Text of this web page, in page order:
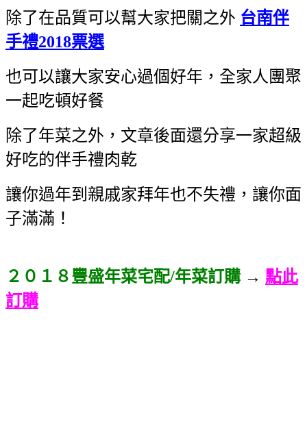
除了在品質可以幫大家把關之外 台南伴
手禮2018票選
也可以讓大家安心過個好年，全家人團聚
一起吃頓好餐
除了年菜之外，文章後面還分享一家超級
好吃的伴手禮肉乾
讓你過年到親戚家拜年也不失禮，讓你面
子滿滿！
２０１８豐盛年菜宅配/年菜訂購 → 點此
訂購